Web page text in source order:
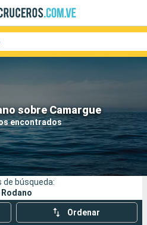
sobre Camargue
encontrados
Compañías
Buscar
búsqueda:
Ordenar